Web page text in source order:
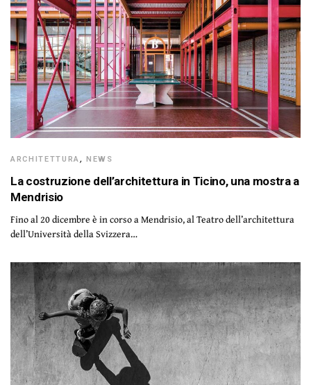
ARCHITETTURA, NEWS
La costruzione dell’architettura in Ticino, una mostra a
Mendrisio
Fino al 20 dicembre è in corso a Mendrisio, al Teatro dell’architettura
dell’Università della Svizzera…